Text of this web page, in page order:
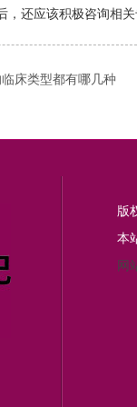
还应该积极咨询相
床类型都有哪几种
版
本
网